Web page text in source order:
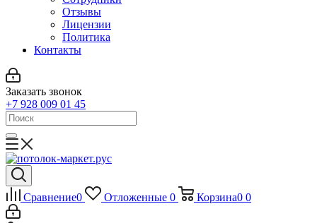
Отзывы
Лицензии
Политика
Контакты
Заказать звонок
+7 928 009 01 45
Сравнение0 Отложенные 0 Корзина0 0